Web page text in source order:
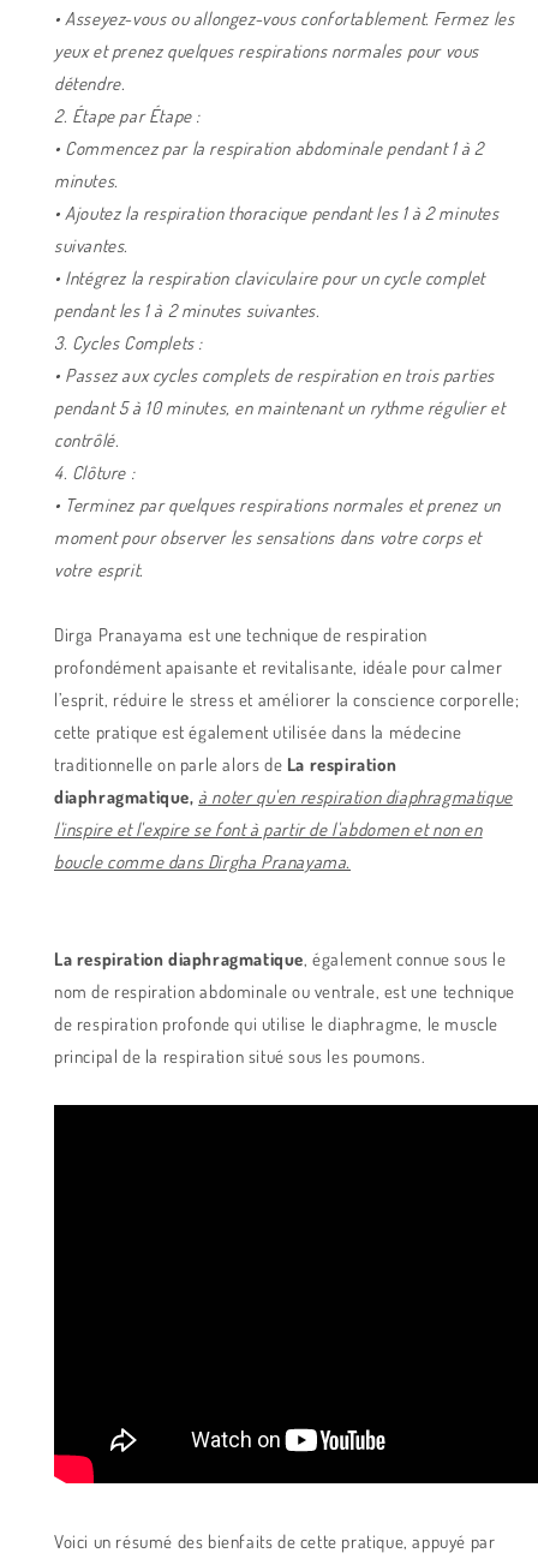
• Asseyez-vous ou allongez-vous confortablement. Fermez les
yeux et prenez quelques respirations normales pour vous
détendre.
2. Étape par Étape :
• Commencez par la respiration abdominale pendant 1 à 2
minutes.
• Ajoutez la respiration thoracique pendant les 1 à 2 minutes
suivantes.
• Intégrez la respiration claviculaire pour un cycle complet
pendant les 1 à 2 minutes suivantes.
3. Cycles Complets :
• Passez aux cycles complets de respiration en trois parties
pendant 5 à 10 minutes, en maintenant un rythme régulier et
contrôlé.
4. Clôture :
• Terminez par quelques respirations normales et prenez un
moment pour observer les sensations dans votre corps et
votre esprit.
Dirga Pranayama est une technique de respiration
profondément apaisante et revitalisante, idéale pour calmer
l’esprit, réduire le stress et améliorer la conscience corporelle;
cette pratique est également utilisée dans la médecine
traditionnelle on parle alors de La respiration
diaphragmatique, à noter qu'en respiration diaphragmatique
l'inspire et l'expire se font à partir de l'abdomen et non en
boucle comme dans Dirgha Pranayama.
La respiration diaphragmatique, également connue sous le
nom de respiration abdominale ou ventrale, est une technique
de respiration profonde qui utilise le diaphragme, le muscle
principal de la respiration situé sous les poumons.
Voici un résumé des bienfaits de cette pratique, appuyé par